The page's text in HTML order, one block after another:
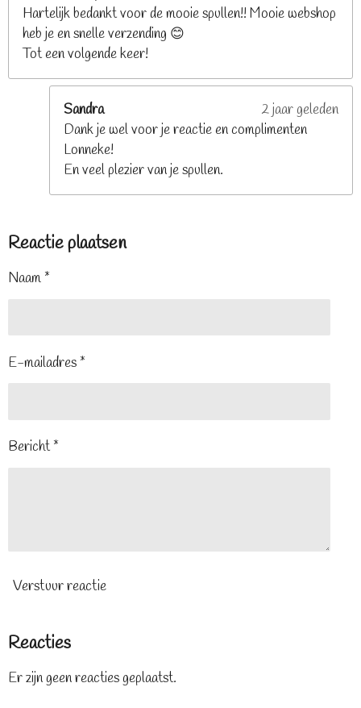
Hartelijk bedankt voor de mooie spullen!! Mooie webshop
heb je en snelle verzending 😊
Tot een volgende keer!
Sandra
2 jaar geleden
Dank je wel voor je reactie en complimenten
Lonneke!
En veel plezier van je spullen.
Reactie plaatsen
Naam *
E-mailadres *
Bericht *
Verstuur reactie
Reacties
Er zijn geen reacties geplaatst.